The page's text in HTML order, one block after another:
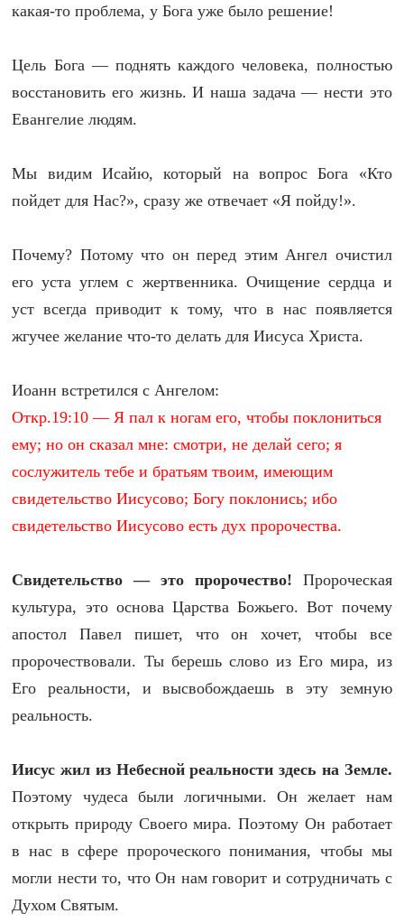
какая-то проблема, у Бога уже было решение!
Цель Бога — поднять каждого человека, полностью
восстановить его жизнь. И наша задача — нести это
Евангелие людям.
Мы видим Исайю, который на вопрос Бога «Кто
пойдет для Нас?», сразу же отвечает «Я пойду!».
Почему? Потому что он перед этим Ангел очистил
его уста углем с жертвенника. Очищение сердца и
уст всегда приводит к тому, что в нас появляется
жгучее желание что-то делать для Иисуса Христа.
Иоанн встретился с Ангелом:
Откр.19:10 — Я пал к ногам его, чтобы поклониться
ему; но он сказал мне: смотри, не делай сего; я
сослужитель тебе и братьям твоим, имеющим
свидетельство Иисусово; Богу поклонись; ибо
свидетельство Иисусово есть дух пророчества.
Свидетельство — это пророчество! Пророческая
культура, это основа Царства Божьего. Вот почему
апостол Павел пишет, что он хочет, чтобы все
пророчествовали. Ты берешь слово из Его мира, из
Его реальности, и высвобождаешь в эту земную
реальность.
Иисус жил из Небесной реальности здесь на Земле.
Поэтому чудеса были логичными. Он желает нам
открыть природу Своего мира. Поэтому Он работает
в нас в сфере пророческого понимания, чтобы мы
могли нести то, что Он нам говорит и сотрудничать с
Духом Святым.